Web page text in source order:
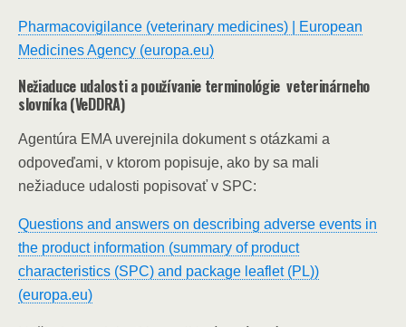
Pharmacovigilance (veterinary medicines) | European
Medicines Agency (europa.eu)
Nežiaduce udalosti a používanie terminológie veterinárneho
slovníka (VeDDRA)
Agentúra EMA uverejnila dokument s otázkami a
odpoveďami, v ktorom popisuje, ako by sa mali
nežiaduce udalosti popisovať v SPC:
Questions and answers on describing adverse events in
the product information (summary of product
characteristics (SPC) and package leaflet (PL))
(europa.eu)